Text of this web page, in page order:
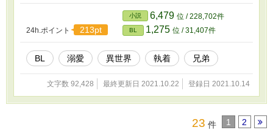
24h.ポイント 213pt
小説 6,479 位 / 228,702件
BL 1,275 位 / 31,407件
BL 溺愛 異世界 執着 兄弟
文字数 92,428 最終更新日 2021.10.22 登録日 2021.10.14
23 件 1 2